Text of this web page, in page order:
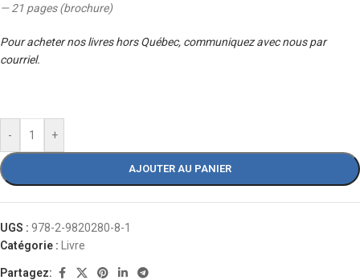
— 21 pages (brochure)
Pour acheter nos livres hors Québec, communiquez avec nous par
courriel.
- +
AJOUTER AU PANIER
UGS : 978-2-9820280-8-1
Catégorie : Livre
Partagez: